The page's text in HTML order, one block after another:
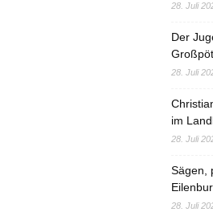
28. Juli
Der
28. Juli
im
28. Juli
Sägen,
28. Juli